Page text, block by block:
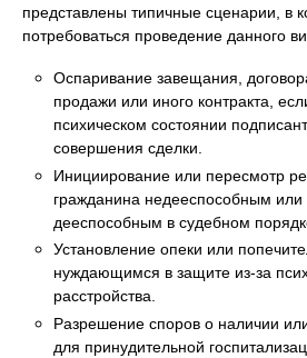
представлены типичные сценарии, в
потребоваться проведение данного
Оспаривание завещания,
продажи или иного контракта,
психическом состоянии
совершения сделки.
Инициирование или пересмотр
гражданина недееспособным или
дееспособным в судебном
Установление опеки или
нуждающимся в защите из-за
расстройства.
Разрешение споров о наличии
для принудительной